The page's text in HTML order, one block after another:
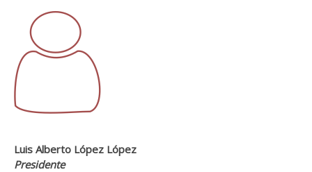
Luis Alberto López López
Presidente